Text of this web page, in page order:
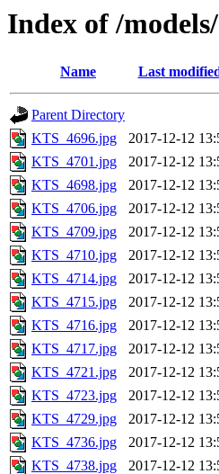
Index of /
Name Last
Parent Directory
KTS_4696.jpg
2017-12-12
KTS_4701.jpg
2017-12-12
KTS_4698.jpg
2017-12-12
KTS_4706.jpg
2017-12-12
KTS_4709.jpg
2017-12-12
KTS_4710.jpg
2017-12-12
KTS_4714.jpg
2017-12-12
KTS_4715.jpg
2017-12-12
KTS_4716.jpg
2017-12-12
KTS_4717.jpg
2017-12-12
KTS_4721.jpg
2017-12-12
KTS_4723.jpg
2017-12-12
KTS_4729.jpg
2017-12-12
KTS_4736.jpg
2017-12-12
KTS_4738.jpg
2017-12-12